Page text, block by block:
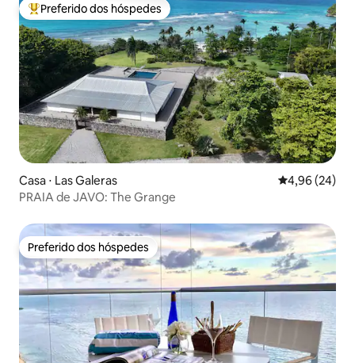
Entre os melhores preferidos dos hóspedes
Preferido dos hóspedes
Casa ⋅ Las Galeras 4,96 de uma
4,96 (24)
PRAIA de JAVO: The Grange
Preferido dos hóspedes
Preferido dos hóspedes